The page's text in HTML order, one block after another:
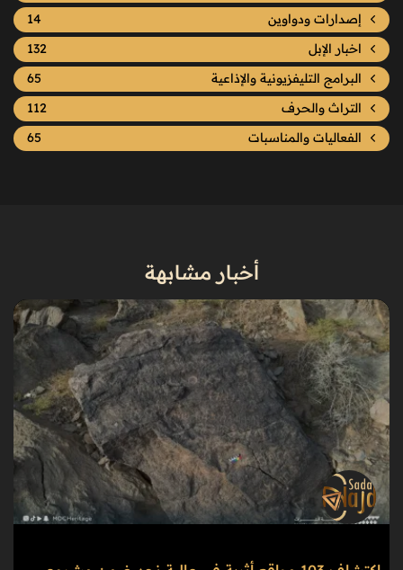
إصدارات ودواوين
14
اخبار الإبل
132
البرامج التليفزيونية والإذاعية
65
التراث والحرف
112
الفعاليات والمناسبات
65
أخبار مشابهة